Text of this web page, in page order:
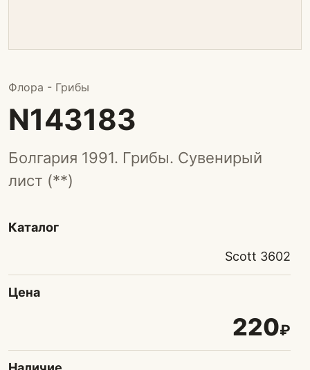
Флора - Грибы
N143183
Болгария 1991. Грибы. Сувенирый
лист (**)
Каталог
Scott 3602
Цена
220₽